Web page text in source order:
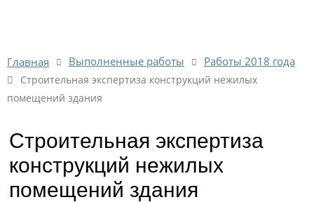
Главная Выполненные работы Работы 2018 года
Строительная экспертиза конструкций нежилых
помещений здания
Строительная экспертиза
конструкций нежилых
помещений здания